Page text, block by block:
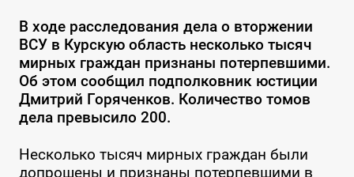
В ходе расследования дела о вторжении
ВСУ в Курскую область несколько тысяч
мирных граждан признаны потерпевшими.
Об этом сообщил подполковник юстиции
Дмитрий Горяченков. Количество томов
дела превысило 200.
Несколько тысяч мирных граждан были
допрошены и признаны потерпевшими в